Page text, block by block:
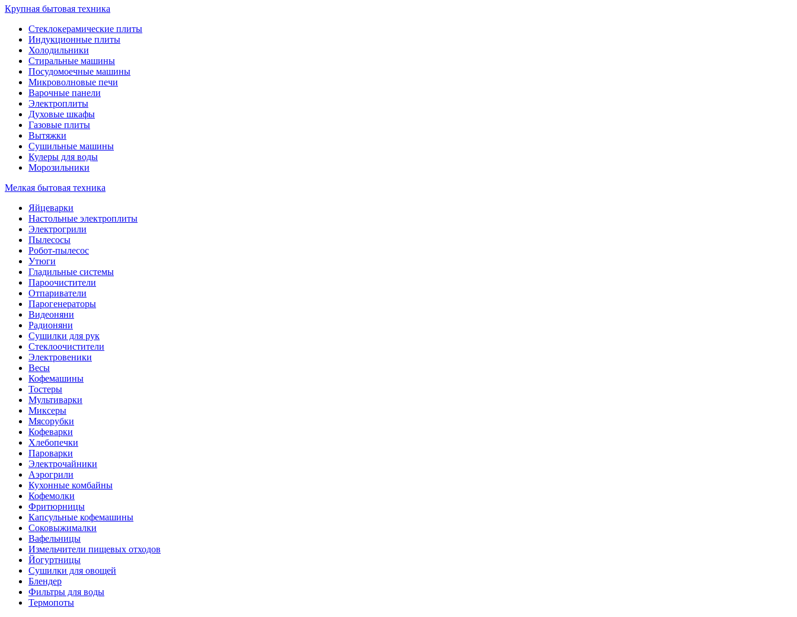
Крупная бытовая техника
Стеклокерамические плиты
Индукционные плиты
Холодильники
Стиральные машины
Посудомоечные машины
Микроволновые печи
Варочные панели
Электроплиты
Духовые шкафы
Газовые плиты
Вытяжки
Сушильные машины
Кулеры для воды
Морозильники
Мелкая бытовая техника
Яйцеварки
Настольные электроплиты
Электрогрили
Пылесосы
Робот-пылесос
Утюги
Гладильные системы
Пароочистители
Отпариватели
Парогенераторы
Видеоняни
Радионяни
Сушилки для рук
Стеклоочистители
Электровеники
Весы
Кофемашины
Тостеры
Мультиварки
Миксеры
Мясорубки
Кофеварки
Хлебопечки
Пароварки
Электрочайники
Аэрогрили
Кухонные комбайны
Кофемолки
Фритюрницы
Капсульные кофемашины
Соковыжималки
Вафельницы
Измельчители пищевых отходов
Йогуртницы
Сушилки для овощей
Блендер
Фильтры для воды
Термопоты